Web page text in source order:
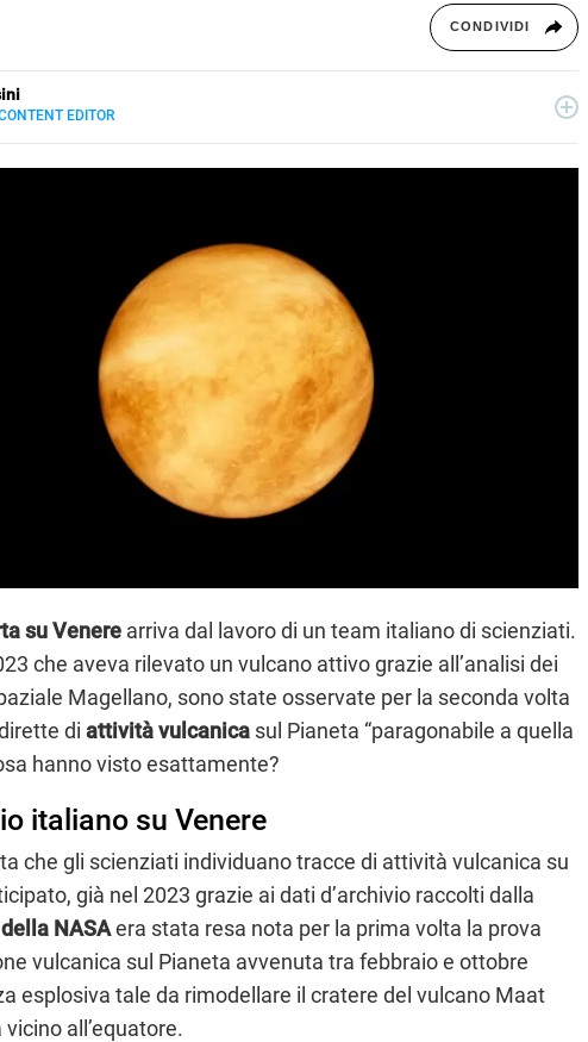
CONDIVIDI
EDITOR
su Venere arriva dal lavoro di un team italiano di scienziati.
che aveva rilevato un vulcano attivo grazie all’analisi dei
Magellano, sono state osservate per la seconda volta
di attività vulcanica sul Pianeta “paragonabile a quella
hanno visto esattamente?
italiano su Venere
che gli scienziati individuano tracce di attività vulcanica su
già nel 2023 grazie ai dati d’archivio raccolti dalla
NASAera stata resa nota per la prima volta la prova
vulcanica sul Pianeta avvenuta tra febbraio e ottobre
esplosiva tale da rimodellare il cratere del vulcano Maat
all’equatore.